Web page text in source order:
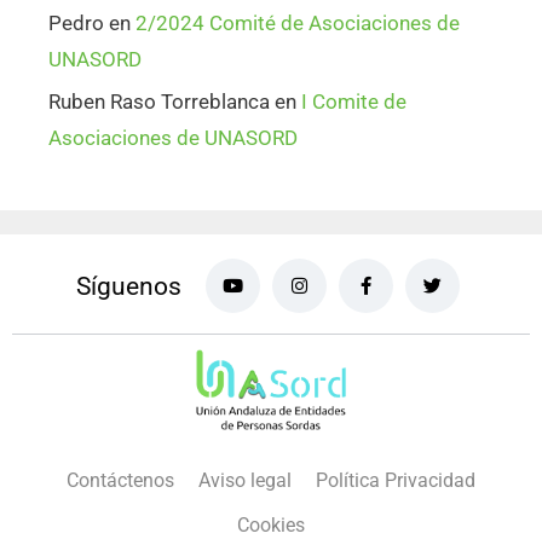
Pedro en 2/2024 Comité de Asociaciones de
UNASORD
Ruben Raso Torreblanca en I Comite de
Asociaciones de UNASORD
Síguenos
Contáctenos Aviso legal
Política Privacidad
Cookies